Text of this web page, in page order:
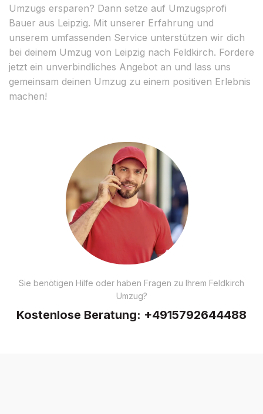
Umzugs ersparen? Dann setze auf Umzugsprofi
Bauer aus Leipzig. Mit unserer Erfahrung und
unserem umfassenden Service unterstützen wir dich
bei deinem Umzug von Leipzig nach Feldkirch. Fordere
jetzt ein unverbindliches Angebot an und lass uns
gemeinsam deinen Umzug zu einem positiven Erlebnis
machen!
Sie benötigen Hilfe oder haben Fragen zu Ihrem Feldkirch
Umzug?
Kostenlose Beratung: +4915792644488